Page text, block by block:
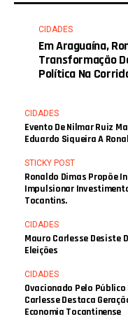
CIDADES
Em Araguaína,
Transformação
Política Na
CIDADES
Evento De Nilmar Ruiz
Eduardo Siqueira A
STICKY POST
Ronaldo Dimas Propõe
Impulsionar
Tocantins.
CIDADES
Mauro Carlesse Desiste
Eleições
CIDADES
Ovacionado Pelo
Carlesse Destaca
Economia Tocantinense